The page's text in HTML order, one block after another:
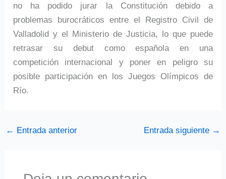
no ha podido jurar la Constitución debido a
problemas burocráticos entre el Registro Civil de
Valladolid y el Ministerio de Justicia, lo que puede
retrasar su debut como española en una
competición internacional y poner en peligro su
posible participación en los Juegos Olímpicos de
Río.
← Entrada anterior Entrada siguiente →